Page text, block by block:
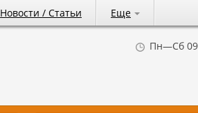
Новости / Статьи Еще
Пн—Сб